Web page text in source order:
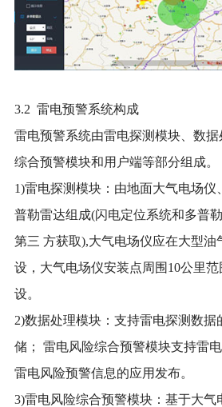
3.2 雷电预警系统构成
雷电预警系统由雷电探测模块、数
综合预警模块和用户端等部分组成。
1)雷电探测模块：由地面大气电场仪
普勒雷达组成(闪电定位系统和多普
第三 方获取),大气电场仪应在大型油
设，大气电场仪安装点周围10公里
设。
2)数据处理模块：支持雷电探测数据
储； 雷电风险综合预警模块支持雷
雷电风险预警信息的应用发布。
3)雷电风险综合预警模块：基于大气